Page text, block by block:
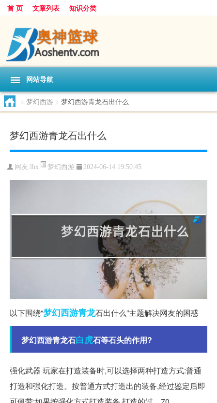
首 页 文章列表 知识分类
网站导航
> 梦幻西游 > 梦幻西游青龙石出什么
梦幻西游青龙石出什么
网友:lhx 梦幻西游 2024-06-14 19:50:45
以下围绕“梦幻西游青龙石出什么”主题解决网友的困惑
梦幻西游青龙石白虎石等石头的作用?
强化武器 玩家在打造装备时,可以选择两种打造方式:普通
打造和强化打造。按普通方式打造出的装备,经过鉴定后即